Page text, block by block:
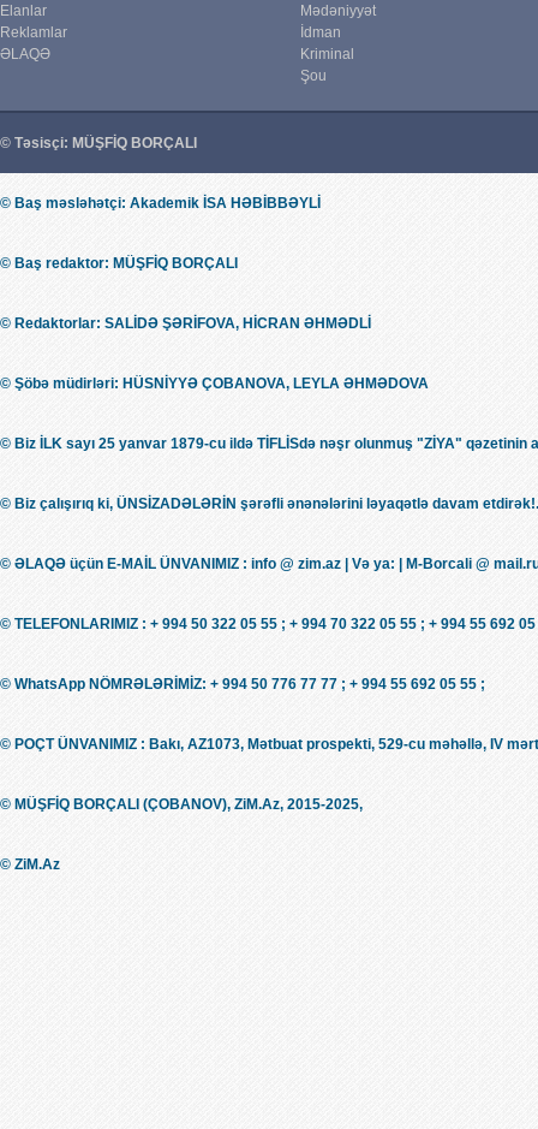
Elanlar
Reklamlar
ƏLAQƏ
Mədəniyyət
İdman
Kriminal
Şou
© Təsisçi: MÜŞFİQ BORÇALI
© Baş məsləhətçi: Akademik İSA HƏBİBBƏYLİ
© Baş redaktor: MÜŞFİQ BORÇALI
© Redaktorlar: SALİDƏ ŞƏRİFOVA, HİCRAN ƏHMƏDLİ
© Şöbə müdirləri: HÜSNİYYƏ ÇOBANOVA, LEYLA ƏHMƏDOVA
© Biz İLK sayı 25 yanvar 1879-cu ildə TİFLİSdə nəşr olunmuş "ZİYA" qəzetinin
© Biz çalışırıq ki, ÜNSİZADƏLƏRİN şərəfli ənənələrini ləyaqətlə davam
© ƏLAQƏ üçün E-MAİL ÜNVANIMIZ : info @ zim.az | Və ya: | M-Borcali @
© TELEFONLARIMIZ : + 994 50 322 05 55 ; + 994 70 322 05 55 ; + 994 55 692
© WhatsApp NÖMRƏLƏRİMİZ: + 994 50 776 77 77 ; + 994 55 692 05 55 ;
© POÇT ÜNVANIMIZ : Bakı, AZ1073, Mətbuat prospekti, 529-cu məhəllə, IV
© MÜŞFİQ BORÇALI (ÇOBANOV), ZiM.Az, 2015-2025,
© ZiM.Az